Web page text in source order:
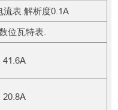
流表.解析度0.1A
位瓦特表.
41.6A
20.8A